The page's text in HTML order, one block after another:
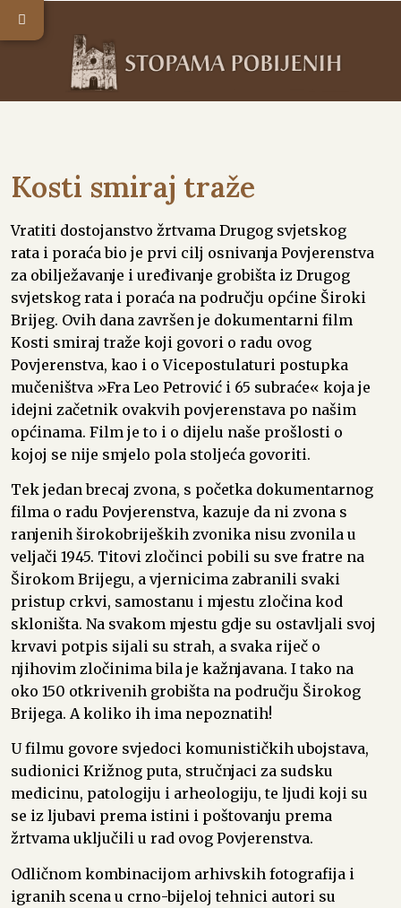
Kosti smiraj traže
Vratiti dostojanstvo žrtvama Drugog svjetskog
rata i poraća bio je prvi cilj osnivanja Povjerenstva
za obilježavanje i uređivanje grobišta iz Drugog
svjetskog rata i poraća na području općine Široki
Brijeg. Ovih dana završen je dokumentarni film
Kosti smiraj traže koji govori o radu ovog
Povjerenstva, kao i o Vicepostulaturi postupka
mučeništva »Fra Leo Petrović i 65 subraće« koja je
idejni začetnik ovakvih povjerenstava po našim
općinama. Film je to i o dijelu naše prošlosti o
kojoj se nije smjelo pola stoljeća govoriti.
Tek jedan brecaj zvona, s početka dokumentarnog
filma o radu Povjerenstva, kazuje da ni zvona s
ranjenih širokobrijeških zvonika nisu zvonila u
veljači 1945. Titovi zločinci pobili su sve fratre na
Širokom Brijegu, a vjernicima zabranili svaki
pristup crkvi, samostanu i mjestu zločina kod
skloništa. Na svakom mjestu gdje su ostavljali svoj
krvavi potpis sijali su strah, a svaka riječ o
njihovim zločinima bila je kažnjavana. I tako na
oko 150 otkrivenih grobišta na području Širokog
Brijega. A koliko ih ima nepoznatih!
U filmu govore svjedoci komunističkih ubojstava,
sudionici Križnog puta, stručnjaci za sudsku
medicinu, patologiju i arheologiju, te ljudi koji su
se iz ljubavi prema istini i poštovanju prema
žrtvama uključili u rad ovog Povjerenstva.
Odličnom kombinacijom arhivskih fotografija i
igranih scena u crno-bijeloj tehnici autori su